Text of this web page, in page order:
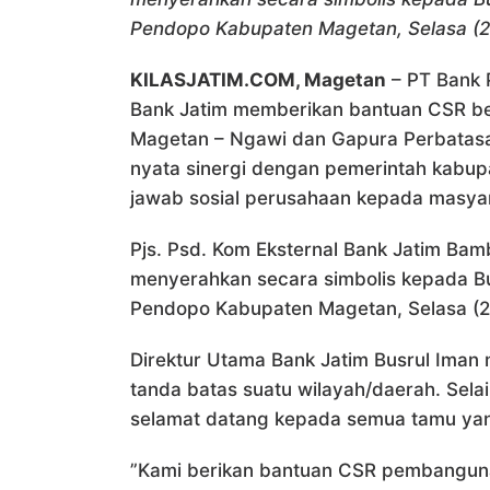
Pendopo Kabupaten Magetan, Selasa
KILASJATIM.COM, Magetan – PT Bank
Bank Jatim memberikan bantuan CSR
Magetan – Ngawi dan Gapura
nyata sinergi dengan pemerintah
jawab sosial perusahaan kepada
Pjs. Psd. Kom Eksternal Bank Jatim
menyerahkan secara simbolis kepada
Pendopo Kabupaten Magetan, Selasa
Direktur Utama Bank Jatim Busrul
tanda batas suatu wilayah/daerah.
selamat datang kepada semua tamu
”Kami berikan bantuan CSR